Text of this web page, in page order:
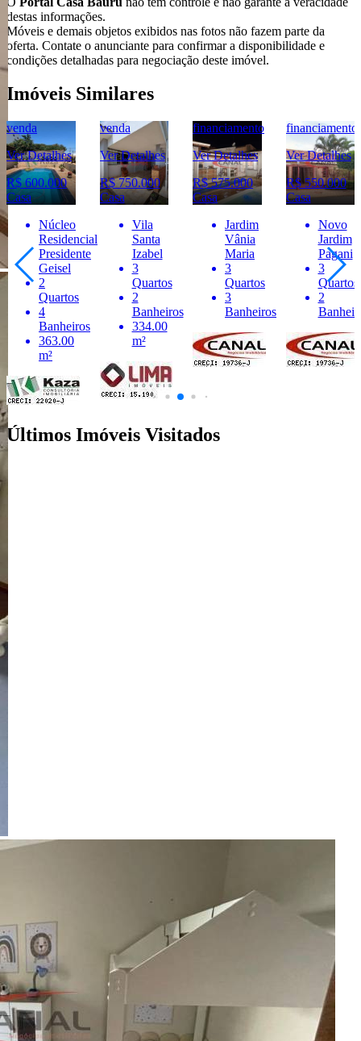
destas informações.
Móveis e demais objetos exibidos nas fotos não fazem parte da
oferta. Contate o anunciante para confirmar a disponibilidade e
condições detalhadas para negociação deste imóvel.
Imóveis Similares
venda
Ver Detalhes
R$ 600.000
Casa
Núcleo
Residencial
Presidente
Geisel
2
Quartos
4
Banheiros
363.00
m²
venda
Ver Detalhes
R$ 750.000
Casa
Vila
Santa
Izabel
3
Quartos
2
Banheiros
334.00
m²
financiamento
Ver Detalhes
R$ 575.000
Casa
Jardim
Vânia
Maria
3
Quartos
3
Banheiros
financiamento
Ver Detalhes
R$ 550.000
Casa
Novo
Jardim
Pagani
3
Quartos
2
Últimos Imóveis Visitados
Imóveis para Alugar
Imóveis de Temporada
Imóveis Adicionados Recentemente
Imóveis que Aceitam Financiamento
Imobiliárias e Corretores
Entre em Contato
Sobre o Portal